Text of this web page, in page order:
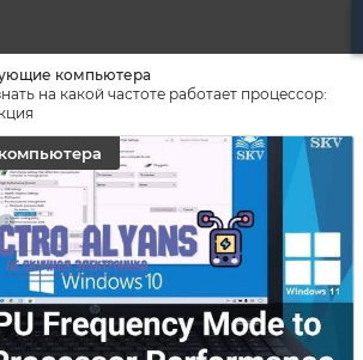
компьютера
на какой частоте работает процессор: